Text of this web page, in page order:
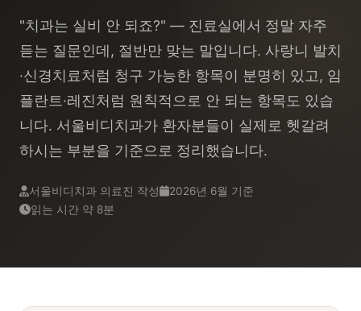
"치과는 실비 안 되죠?" — 진료실에서 정말 자주
듣는 질문인데, 절반만 맞는 말입니다. 사랑니 발치
·신경치료처럼 청구 가능한 항목이 분명히 있고, 임
플란트·레진처럼 원칙적으로 안 되는 항목도 있습
니다. 서울비디치과가 환자분들이 실제로 헷갈려
하시는 부분을 기준으로 정리했습니다.
서울비디치과 의료진 작성
2026년 6월 기준
읽는 시간 약 8분